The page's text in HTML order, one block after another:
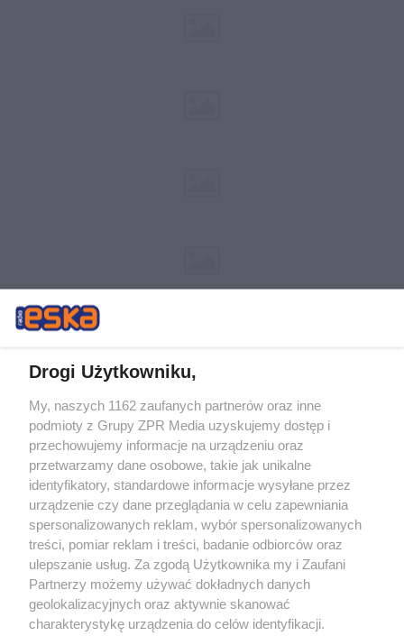
Żaden utwór zamieszczony w serwisie nie może być powielany i
rozpowszechniany lub dalej rozpowszechniany w jakikolwiek sposób (w
tym także elektroniczny lub mechaniczny) na jakimkolwiek polu
eksploatacji w jakiejkolwiek formie, włącznie z umieszczaniem w
Internecie bez pisemnej zgody właściciela praw. Jakiekolwiek użycie lub
wykorzystanie utworów w całości lub w części z naruszeniem prawa,
tzn. bez właściwej zgody, jest zabronione pod groźbą kary i może być
ścigane prawnie.
Drogi Użytkowniku,
My, naszych 1162 zaufanych partnerów oraz inne
podmioty z Grupy ZPR Media uzyskujemy dostęp i
przechowujemy informacje na urządzeniu oraz
przetwarzamy dane osobowe, takie jak unikalne
identyfikatory, standardowe informacje wysyłane przez
urządzenie czy dane przeglądania w celu zapewniania
spersonalizowanych reklam, wybór spersonalizowanych
treści, pomiar reklam i treści, badanie odbiorców oraz
ulepszanie usług. Za zgodą Użytkownika my i Zaufani
Partnerzy możemy używać dokładnych danych
geolokalizacyjnych oraz aktywnie skanować
charakterystykę urządzenia do celów identyfikacji.